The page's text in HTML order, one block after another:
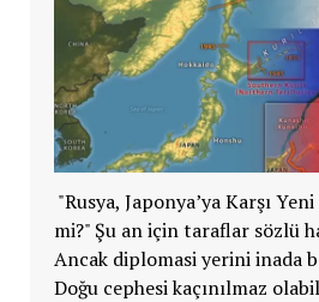
"Rusya, Japonya’ya Karşı
mi?" Şu an için taraflar sözlü
Ancak diplomasi yerini inada
Doğu cephesi kaçınılmaz